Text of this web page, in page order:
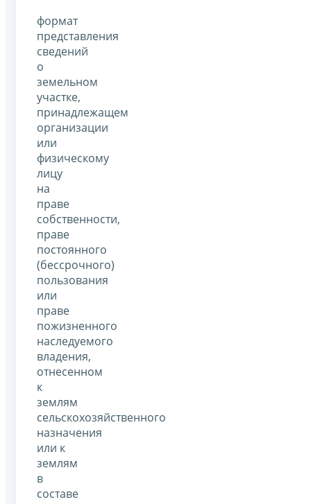
формат
представления
сведений
о
земельном
участке,
принадлежащем
организации
или
физическому
лицу
на
праве
собственности,
праве
постоянного
(бессрочного)
пользования
или
праве
пожизненного
наследуемого
владения,
отнесенном
к
землям
сельскохозяйственного
назначения
или к
землям
в
составе